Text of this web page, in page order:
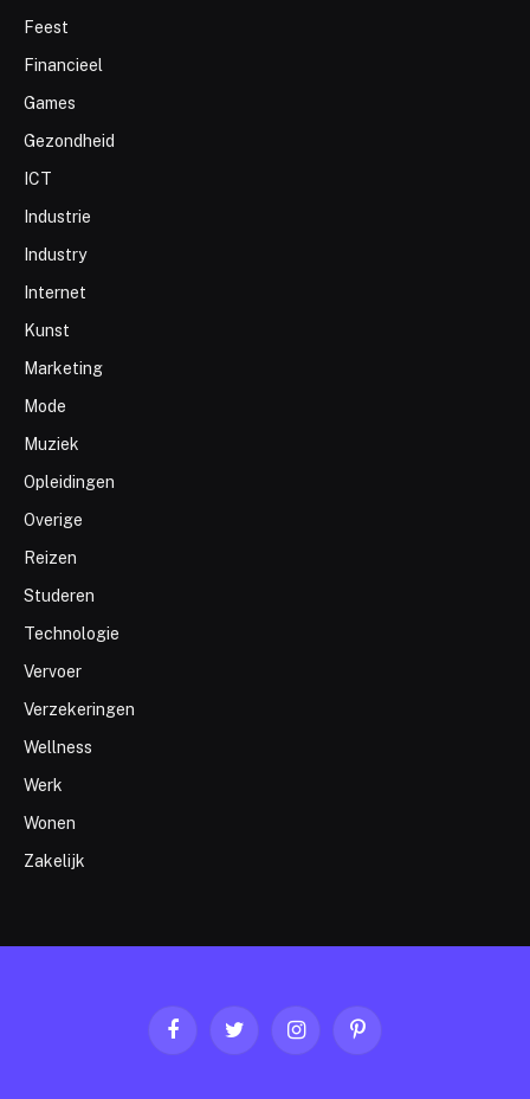
Feest
Financieel
Games
Gezondheid
ICT
Industrie
Industry
Internet
Kunst
Marketing
Mode
Muziek
Opleidingen
Overige
Reizen
Studeren
Technologie
Vervoer
Verzekeringen
Wellness
Werk
Wonen
Zakelijk
FacebookTwitter InstagramPinterest